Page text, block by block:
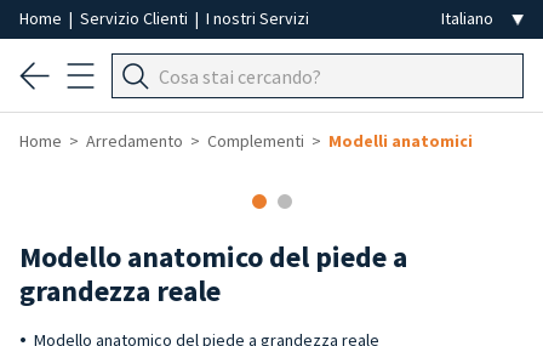
Home | Servizio Clienti | I nostri Servizi
Home Arredamento Complementi Modelli anatomici
Modello anatomico del piede a
grandezza reale
Modello anatomico del piede a grandezza reale